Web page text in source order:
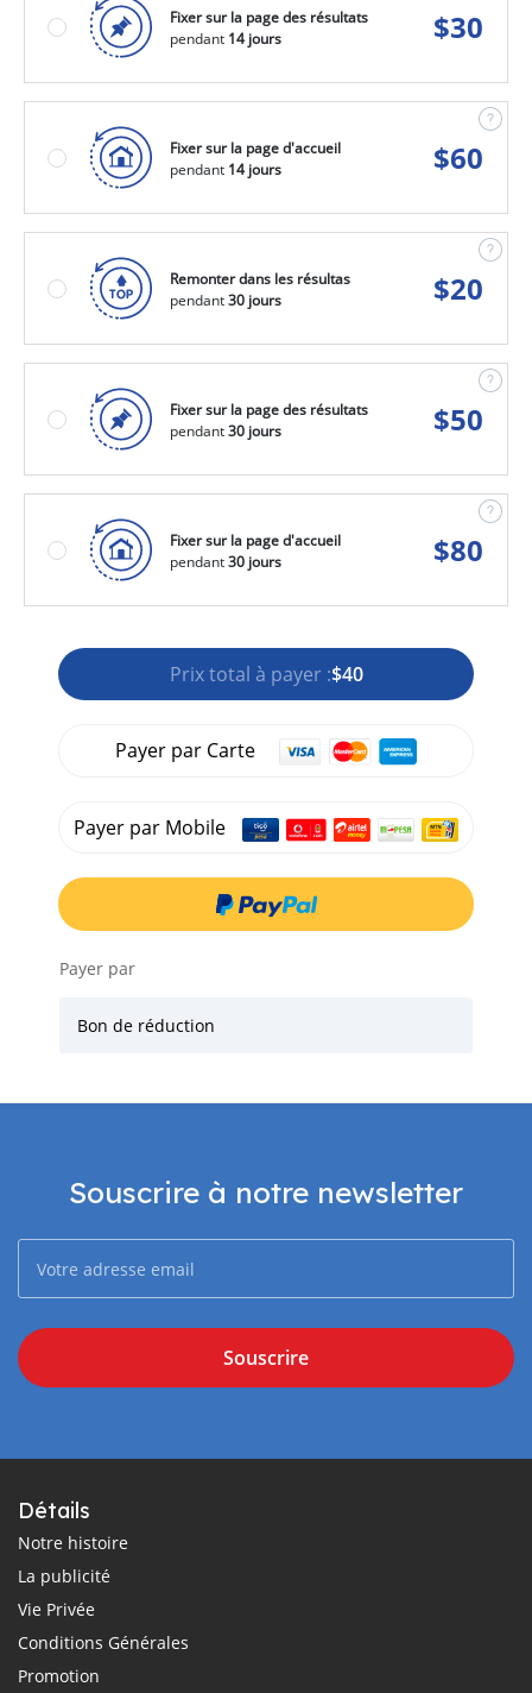
Fixer sur la page des résultats
pendant 14 jours $30
Fixer sur la page d'accueil
pendant 14 jours $60
Remonter dans les résultas
pendant30 jours $20
Fixer sur la page des résultats
pendant30 jours $50
Fixer sur la page d'accueil
pendant30 jours $80
Prix total à payer :$40
Payer par Carte
Payer par Mobile
Payer par
Bon de réduction
Souscrire à notre newsletter
Souscrire
Détails
Notre histoire
La publicité
Vie Privée
Conditions Générales
Promotion